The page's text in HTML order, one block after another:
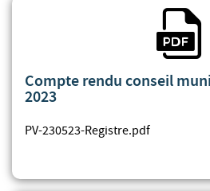
Compte rendu conseil
2023
PV-230523-Registre.pdf